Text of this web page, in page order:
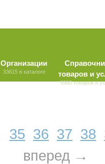
Организации
33615 в каталоге
товаров и
9580 товаров и
35 36 37 38
вперед →